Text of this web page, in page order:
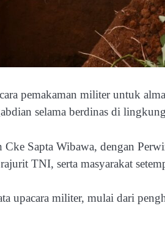
pemakaman militer untuk
selama berdinas di
Sapta Wibawa, dengan
TNI, serta masyarakat
upacara militer, mulai dari